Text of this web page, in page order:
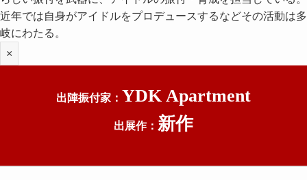
近年では自身がアイドルをプロデュースするなどその活動は多
岐にわたる。
×
出陣振付家： YDK Apartment
出展作： 新作